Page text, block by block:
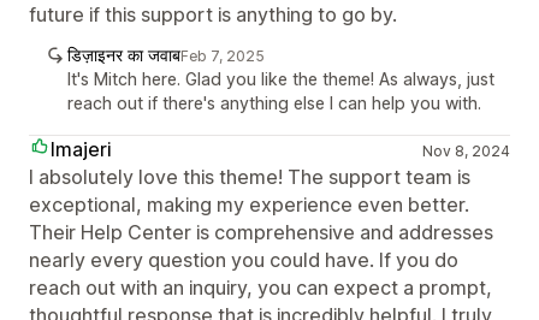
future if this support is anything to go by.
डिज़ाइनर का जवाबFeb 7, 2025
It's Mitch here. Glad you like the theme! As always, just
reach out if there's anything else I can help you with.
Imajeri Nov 8, 2024
I absolutely love this theme! The support team is
exceptional, making my experience even better.
Their Help Center is comprehensive and addresses
nearly every question you could have. If you do
reach out with an inquiry, you can expect a prompt,
thoughtful response that is incredibly helpful. I truly